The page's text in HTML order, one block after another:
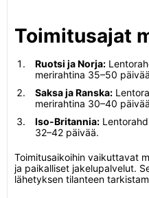
Toimitusajat
Ruotsi ja Norja:
merirahtina 35–50
Saksa ja Ranska:
merirahtina 30–40
Iso-Britannia:
32–42 päivää.
Toimitusaikoihin vaikuttavat
ja paikalliset jakelupalvelut.
lähetyksen tilanteen